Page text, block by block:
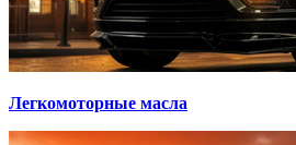
Легкомоторные масла